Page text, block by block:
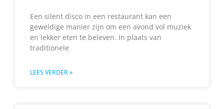
Een silent disco in een restaurant kan een
geweldige manier zijn om een avond vol muziek
en lekker eten te beleven. In plaats van
traditionele
LEES VERDER »